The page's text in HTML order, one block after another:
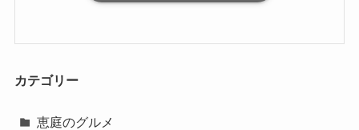
カテゴリー
恵庭のグルメ